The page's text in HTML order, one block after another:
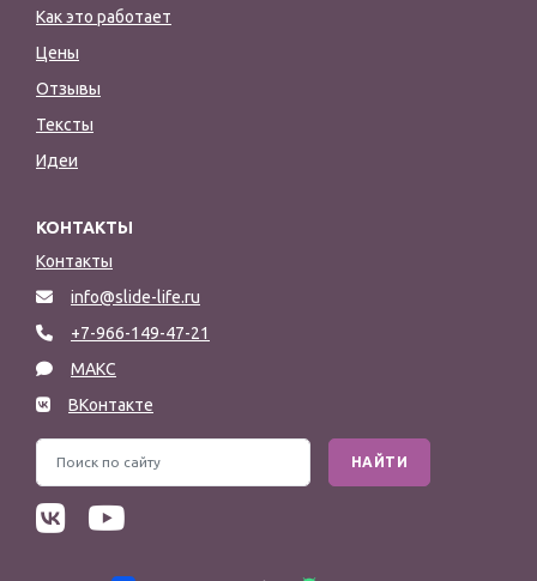
Как это работает
Цены
Отзывы
Тексты
Идеи
КОНТАКТЫ
Контакты
info@slide-life.ru
+7-966-149-47-21
МАКС
ВКонтакте
НАЙТИ